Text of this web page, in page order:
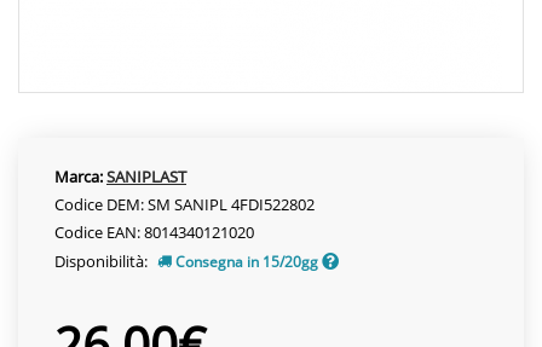
Marca:SANIPLAST
Codice DEM: SM SANIPL 4FDI522802
Codice EAN: 8014340121020
Disponibilità:
Consegna in 15/20gg